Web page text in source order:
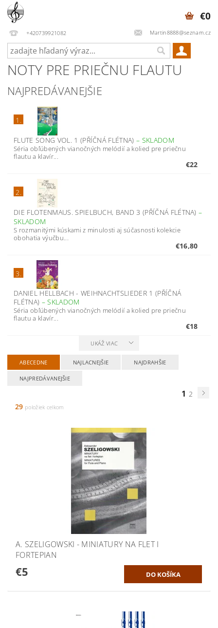
+420739921082 Martin8888@seznam.cz
€0
NOTY PRE PRIEČNU FLAUTU
NAJPREDÁVANEJŠIE
1.
FLUTE SONG VOL. 1 (PŘÍČNÁ FLÉTNA)– SKLADOM
Séria obľúbených vianočných melódií a kolied pre priečnu
flautu a klavír...
€22
2.
DIE FLOTENMAUS. SPIELBUCH, BAND 3 (PŘÍČNÁ FLÉTNA)–
SKLADOM
S rozmanitými kúskami z minulosti aj súčasnosti kolekcie
obohatia výučbu...
€16,80
3.
DANIEL HELLBACH - WEIHNACHTSLIEDER 1 (PŘÍČNÁ
FLÉTNA) –SKLADOM
Séria obľúbených vianočných melódií a kolied pre priečnu
flautu a klavír...
€18
UKÁŽ VIAC
ABECEDNE NAJLACNEJŠIE NAJDRAHŠIE
NAJPREDÁVANEJŠIE
1 2
29 položiek celkom
A. SZELIGOWSKI - MINIATURY NA FLET I
FORTEPIAN
€5